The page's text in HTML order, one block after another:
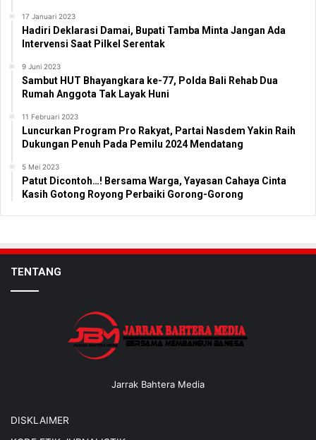
17 Januari 2023
Hadiri Deklarasi Damai, Bupati Tamba Minta Jangan Ada
Intervensi Saat Pilkel Serentak
9 Juni 2023
Sambut HUT Bhayangkara ke-77, Polda Bali Rehab Dua
Rumah Anggota Tak Layak Huni
11 Februari 2023
Luncurkan Program Pro Rakyat, Partai Nasdem Yakin Raih
Dukungan Penuh Pada Pemilu 2024 Mendatang
5 Mei 2023
Patut Dicontoh…! Bersama Warga, Yayasan Cahaya Cinta
Kasih Gotong Royong Perbaiki Gorong-Gorong
TENTANG
Jarrak Bahtera Media
DISKLAIMER